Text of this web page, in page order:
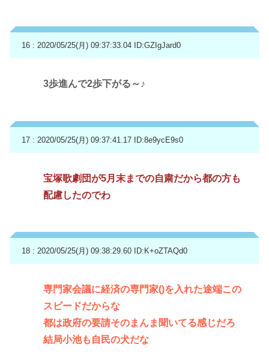
16 : 2020/05/25(月) 09:37:33.04 ID:GZIgJard0
3歩進んで2歩下がる～♪
17 : 2020/05/25(月) 09:37:41.17 ID:8e9ycE9s0
宝塚歌劇団が5月末までの自粛だから都の方も
配慮したのでわ
18 : 2020/05/25(月) 09:38:29.60 ID:K+oZTAQd0
専門家会議に経済の専門家()を入れた途端この
スピードだからな
都は政府の要請そのまんま聞いてる感じだろ
結局小池も自民の犬だな